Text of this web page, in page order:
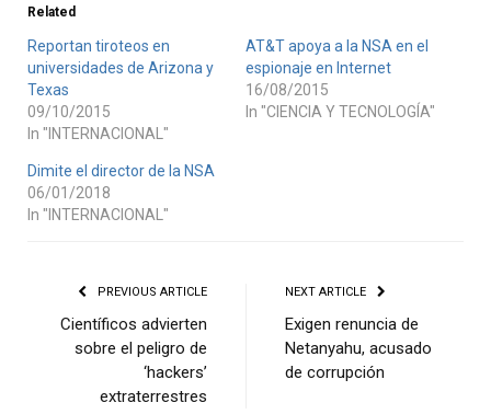
Related
Reportan tiroteos en
universidades de Arizona y
Texas
09/10/2015
In "INTERNACIONAL"
AT&T apoya a la NSA en el
espionaje en Internet
16/08/2015
In "CIENCIA Y TECNOLOGÍA"
Dimite el director de la NSA
06/01/2018
In "INTERNACIONAL"
PREVIOUS ARTICLE
Científicos advierten
sobre el peligro de
‘hackers’
extraterrestres
NEXT ARTICLE
Exigen renuncia de
Netanyahu, acusado
de corrupción